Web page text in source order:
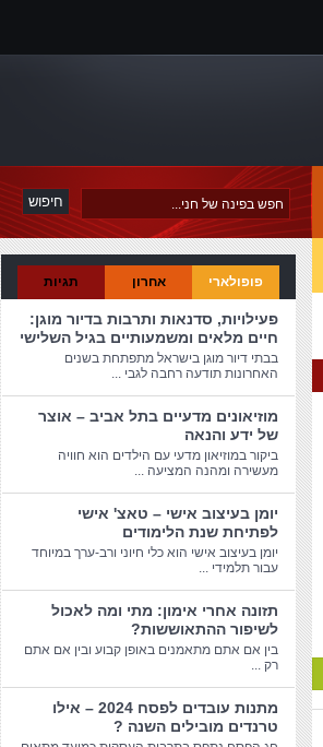
פופולארי אחרון תגיות
פעילויות, סדנאות ותרבות בדיור מוגן:
חיים מלאים ומשמעותיים בגיל השלישי
בבתי דיור מוגן בישראל מתפתחת בשנים
האחרונות תודעה רחבה לגבי ...
מוזיאונים מדעיים בתל אביב – אוצר
של ידע והנאה
ביקור במוזיאון מדעי עם הילדים הוא חוויה
מעשירה ומהנה המציעה ...
יומן בעיצוב אישי – טאצ' אישי
לפתיחת שנת הלימודים
יומן בעיצוב אישי הוא כלי חיוני ורב-ערך במיוחד
עבור תלמידי ...
תזונה אחרי אימון: מתי ומה לאכול
לשיפור ההתאוששות?
בין אם אתם מתאמנים באופן קבוע ובין אם אתם
רק ...
מתנות עובדים לפסח 2024 – אילו
טרנדים מובילים השנה ?